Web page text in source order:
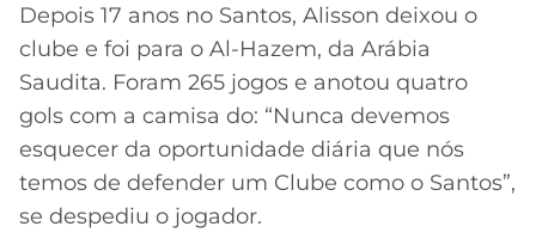
Depois 17 anos no Santos, Alisson deixou o
clube e foi para o Al-Hazem, da Arábia
Saudita. Foram 265 jogos e anotou quatro
gols com a camisa do: “Nunca devemos
esquecer da oportunidade diária que nós
temos de defender um Clube como o Santos”,
se despediu o jogador.